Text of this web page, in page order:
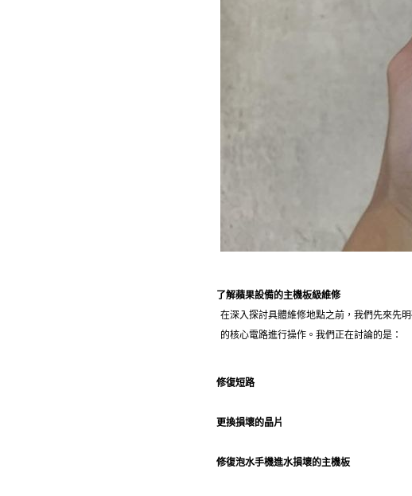
了解蘋果設備的主機板級維修
在深入探討具體維修地點之前，我們先來先
的核心電路進行操作。 我們正在討論的是：
修復短路
更換損壞的晶片
修復泡水手機進水損壞的主機板